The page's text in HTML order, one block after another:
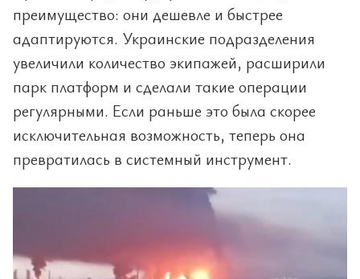
преимущество: они дешевле и быстрее
адаптируются. Украинские подразделения
увеличили количество экипажей, расширили
парк платформ и сделали такие операции
регулярными. Если раньше это была скорее
исключительная возможность, теперь она
превратилась в системный инструмент.